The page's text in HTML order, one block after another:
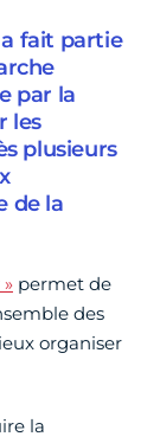
fait partie
par la
les
plusieurs
de la
permet de
des
organiser
la